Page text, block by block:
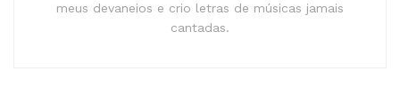
meus devaneios e crio letras de músicas jamais
cantadas.